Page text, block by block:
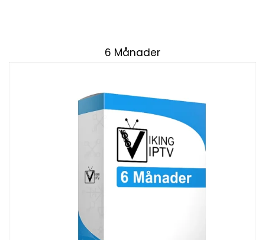
6 Månader